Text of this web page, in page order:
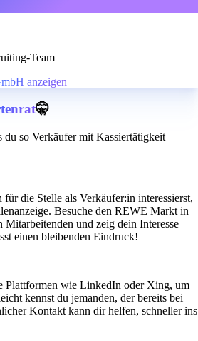
Team
anzeigen
🤫
du so Verkäufer mit Kassiertätigkeit
die Stelle als Verkäufer:in interessierst,
Besuche den REWE Markt in
Mitarbeitenden und zeig dein Interesse
einen bleibenden Eindruck!
Plattformen wie LinkedIn oder Xing, um
kennst du jemanden, der bereits bei
Kontakt kann dir helfen, schneller ins